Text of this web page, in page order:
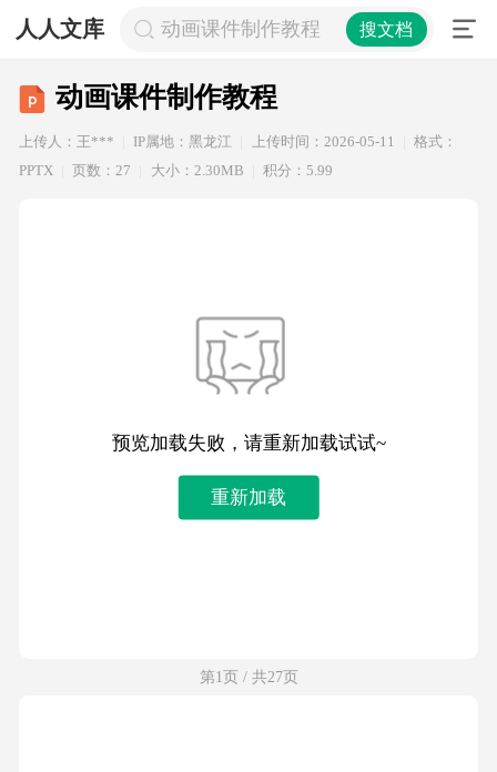
人人文库 动画课件制作教程 搜文档
动画课件制作教程
上传人：王*** IP属地：黑龙江 上传时间：2026-05-11
格式：
PPTX
页数：27 大小：2.30MB 积分：5.99
预览加载失败，请重新加载试试~
重新加载
第1页 / 共27页